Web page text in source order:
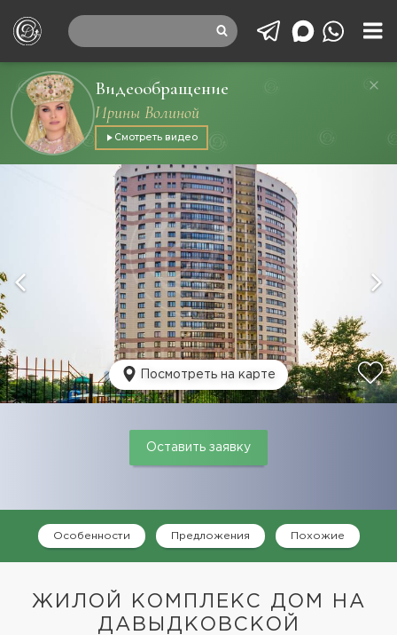
Видеообращение
Ирины Волиной
Смотреть видео
Посмотреть на карте
Оставить заявку
Особенности Предложения Похожие
ЖИЛОЙ КОМПЛЕКС ДОМ НА
ДАВЫДКОВСКОЙ